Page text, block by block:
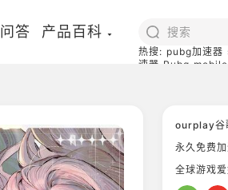
问答 产品百科
热搜: pubg加速器
速器 Pubg mobile
ourplay谷
永久免费
全球游戏